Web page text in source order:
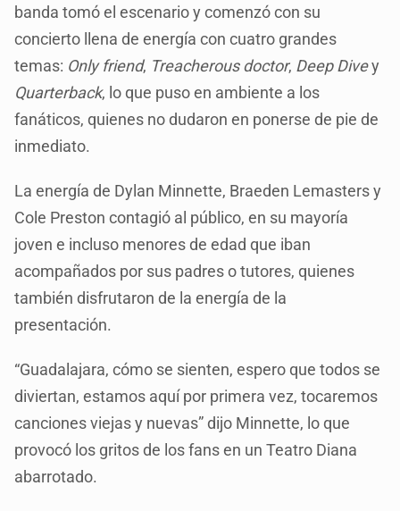
banda tomó el escenario y comenzó con su
concierto llena de energía con cuatro grandes
temas: Only friend, Treacherous doctor, Deep Divey
Quarterback, lo que puso en ambiente a los
fanáticos, quienes no dudaron en ponerse de pie de
inmediato.
La energía de Dylan Minnette, Braeden Lemasters y
Cole Preston contagió al público, en su mayoría
joven e incluso menores de edad que iban
acompañados por sus padres o tutores, quienes
también disfrutaron de la energía de la
presentación.
“Guadalajara, cómo se sienten, espero que todos se
diviertan, estamos aquí por primera vez, tocaremos
canciones viejas y nuevas” dijo Minnette, lo que
provocó los gritos de los fans en un Teatro Diana
abarrotado.